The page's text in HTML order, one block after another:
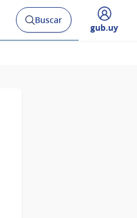
Abrir
buscador
Buscar
Desplegar
gub.uy